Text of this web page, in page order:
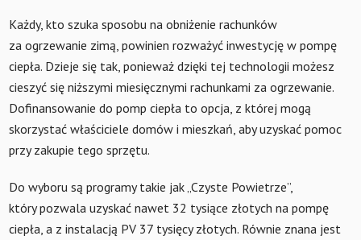
Każdy, kto szuka sposobu na obniżenie rachunków
za ogrzewanie zimą, powinien rozważyć inwestycję w pompę
ciepła. Dzieje się tak, ponieważ dzięki tej technologii możesz
cieszyć się niższymi miesięcznymi rachunkami za ogrzewanie.
Dofinansowanie do pomp ciepła to opcja, z której mogą
skorzystać właściciele domów i mieszkań, aby uzyskać pomoc
przy zakupie tego sprzętu.
Do wyboru są programy takie jak „Czyste Powietrze”,
który pozwala uzyskać nawet 32 tysiące złotych na pompę
ciepła, a z instalacją PV 37 tysięcy złotych. Równie znana jest